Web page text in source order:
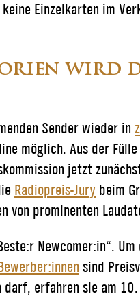
Einzelkarten im
wird
Sender wieder in
möglich. Aus der
jetzt
Radiopreis-Jury beim
von prominenten
Newcomer:in“.
sind
darf, erfahren sie am